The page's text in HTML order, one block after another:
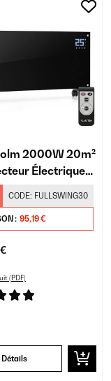
2000W 20m²
Électrique
CODE: FULLSWING30
: 95,19 €
(PDF)
Détails